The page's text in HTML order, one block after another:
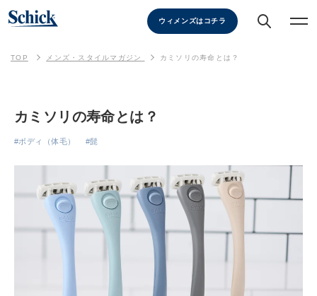
ウィメンズはコチラ
TOP メンズ・スタイルマガジン カミソリの寿命とは？
カミソリの寿命とは？
#ボディ（体毛） #髭